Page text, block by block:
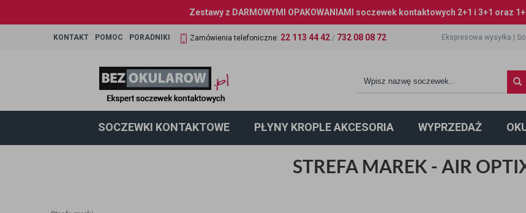
Zestawy z DARMOWYMI OPAKOWANIAMI soczewek kontaktowych 2+1 i 3+1 oraz
KONTAKT POMOC PORADNIKI Zamówienia telefoniczne: 22 113 44 42 / 732 08 08 72 Ekspresowa wysyłka |
SOCZEWKI KONTAKTOWE PŁYNY KROPLE AKCESORIA WYPRZEDAŻ
STREFA MAREK - AIR